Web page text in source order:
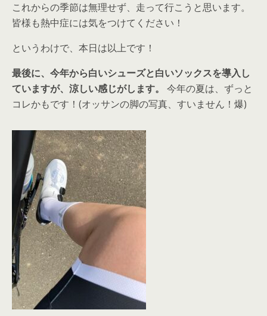
これからの季節は無理せず、走って行こうと思います。
皆様も熱中症には気をつけてください！
というわけで、本日は以上です！
最後に、今年から白いシューズと白いソックスを導入し
ていますが、涼しい感じがします。
今年の夏は、ずっと
コレかもです！(オッサンの脚の写真、すいません！爆)